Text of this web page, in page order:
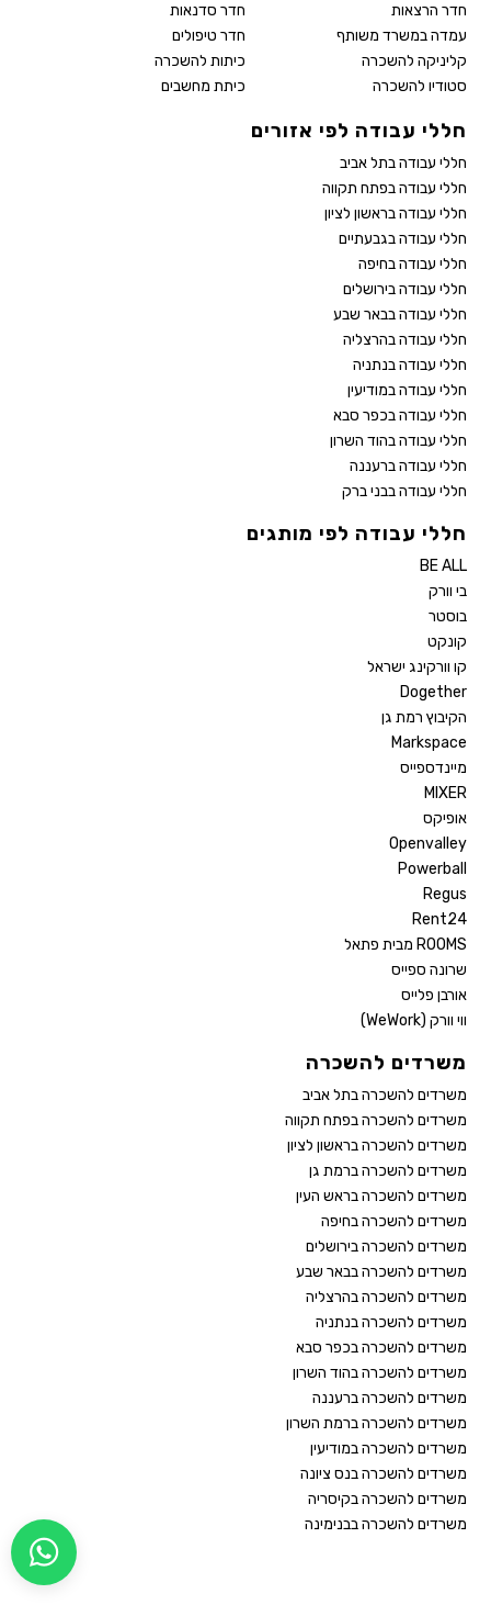
חדר הרצאות
חדר סדנאות
עמדה במשרד משותף
חדר טיפולים
קליניקה להשכרה
כיתות להשכרה
סטודיו להשכרה
כיתת מחשבים
חללי עבודה לפי אזורים
חללי עבודה בתל אביב
חללי עבודה בפתח תקווה
חללי עבודה בראשון לציון
חללי עבודה בגבעתיים
חללי עבודה בחיפה
חללי עבודה בירושלים
חללי עבודה בבאר שבע
חללי עבודה בהרצליה
חללי עבודה בנתניה
חללי עבודה במודיעין
חללי עבודה בכפר סבא
חללי עבודה בהוד השרון
חללי עבודה ברעננה
חללי עבודה בבני ברק
חללי עבודה לפי מותגים
BE ALL
בי וורק
בוסטר
קונקט
קו וורקינג ישראל
Dogether
הקיבוץ רמת גן
Markspace
מיינדספייס
MIXER
אופיקס
Openvalley
Powerball
Regus
Rent24
ROOMS מבית פתאל
שרונה ספייס
אורבן פלייס
ווי וורק (WeWork)
משרדים להשכרה
משרדים להשכרה בתל אביב
משרדים להשכרה בפתח תקווה
משרדים להשכרה בראשון לציון
משרדים להשכרה ברמת גן
משרדים להשכרה בראש העין
משרדים להשכרה בחיפה
משרדים להשכרה בירושלים
משרדים להשכרה בבאר שבע
משרדים להשכרה בהרצליה
משרדים להשכרה בנתניה
משרדים להשכרה בכפר סבא
משרדים להשכרה בהוד השרון
משרדים להשכרה ברעננה
משרדים להשכרה ברמת השרון
משרדים להשכרה במודיעין
משרדים להשכרה בנס ציונה
משרדים להשכרה בקיסריה
משרדים להשכרה בבנימינה